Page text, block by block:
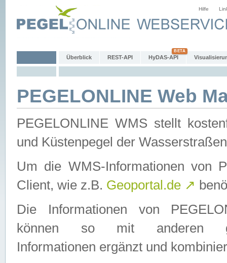
Hilfe
Überblick REST-API HyDAS-API
PEGELONLINE Web
PEGELONLINE WMS stellt
und Küstenpegel der
Um die WMS-Informationen von
Client, wie z.B. Geoportal.de ↗
Die Informationen von
können so mit anderen
Informationen ergänzt und